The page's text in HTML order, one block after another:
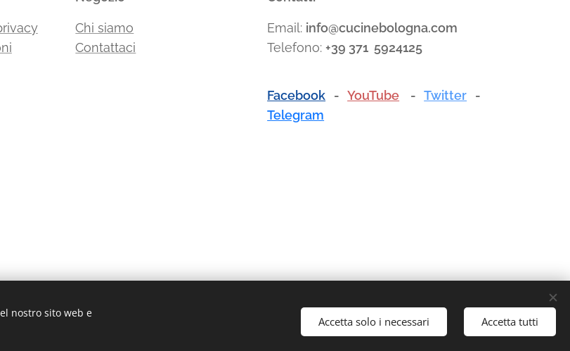
Chi siamo
Contattaci
Email: info@cucinebologna.com
Telefono: +39 371 5924125
Facebook -YouTube -Twitter
-
Telegram
data 05/07/2011 - Cap.Soc. Euro 30.000,00 I.V. - Tel: 051.780042 cell: 348.5902903 - E-mail: info@traslochi2000bo.it
nostro sito web e
Accetta solo i necessari Accetta tutti